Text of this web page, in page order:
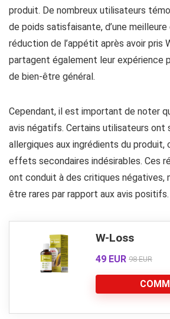
produit. De nombreux utilisateurs
de poids satisfaisante, d’une meilleure
réduction de l’appétit après avoir pris
partagent également leur expérience
de bien-être général.
Cependant, il est important de noter
avis négatifs. Certains utilisateurs ont
allergiques aux ingrédients du produit,
effets secondaires indésirables. Ces
ont conduit à des critiques négatives,
être rares par rapport aux avis positifs.
W-Loss
49 EUR 98 EUR